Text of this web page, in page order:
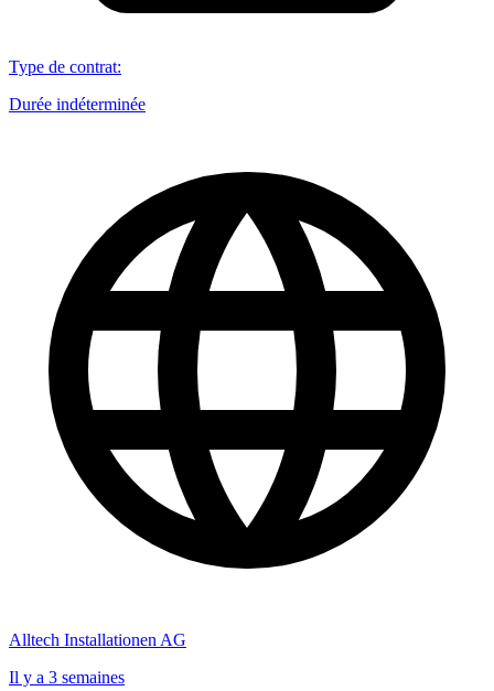
Type de contrat:
Durée indéterminée
Alltech Installationen AG
Il y a 3 semaines